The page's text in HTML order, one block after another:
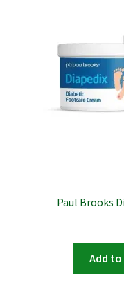
Paul Brooks
Add